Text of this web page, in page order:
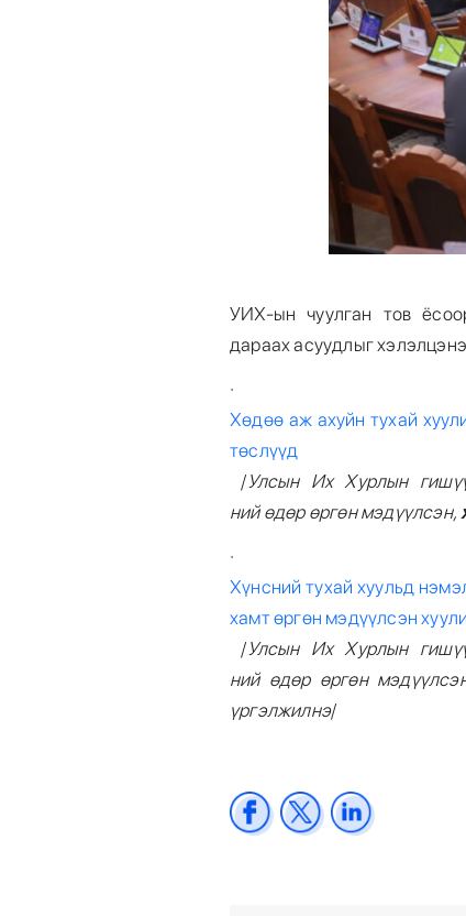
УИХ-ын чуулган тов
дараах асуудлыг
·
Хөдөө аж ахуйн тухай
төслүүд
/Улсын Их Хурлын
нийөдөр өргөн мэдүүлсэн,
·
Хүнсний тухай хуульд
хамт өргөн мэдүүлсэн
/Улсын Их Хурлын
нийөдөр өргөн
үргэлжилнэ/